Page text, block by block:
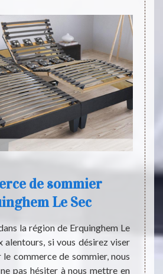
de sommier
Le Sec
la région de Erquinghem Le
alentours, si vous désirez viser
commerce de sommier, nous
pas hésiter à nous mettre en
Le
pour